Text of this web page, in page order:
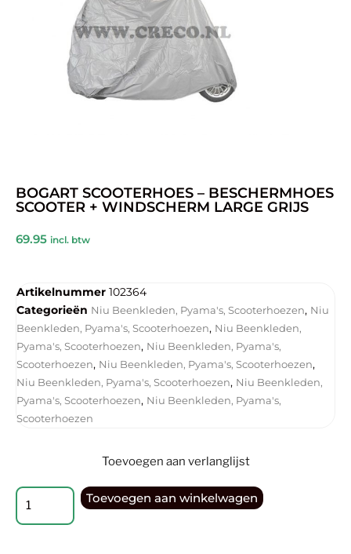
BOGART SCOOTERHOES – BESCHERMHOES
SCOOTER + WINDSCHERM LARGE GRIJS
69.95 incl. btw
Artikelnummer 102364
Categorieën Niu Beenkleden, Pyama's, Scooterhoezen, Niu
Beenkleden, Pyama's, Scooterhoezen, Niu Beenkleden,
Pyama's, Scooterhoezen, Niu Beenkleden, Pyama's,
Scooterhoezen, Niu Beenkleden, Pyama's, Scooterhoezen,
Niu Beenkleden, Pyama's, Scooterhoezen, Niu Beenkleden,
Pyama's, Scooterhoezen, Niu Beenkleden, Pyama's,
Scooterhoezen
Toevoegen aan verlanglijst
Toevoegen aan winkelwagen